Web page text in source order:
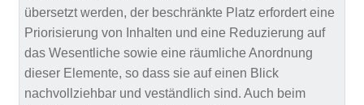
übersetzt werden, der beschränkte Platz erfordert eine
Priorisierung von Inhalten und eine Reduzierung auf
das Wesentliche sowie eine räumliche Anordnung
dieser Elemente, so dass sie auf einen Blick
nachvollziehbar und veständlich sind. Auch beim